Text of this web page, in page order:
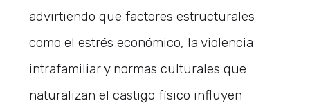
advirtiendo que factores estructurales
como el estrés económico, la violencia
intrafamiliar y normas culturales que
naturalizan el castigo físico influyen